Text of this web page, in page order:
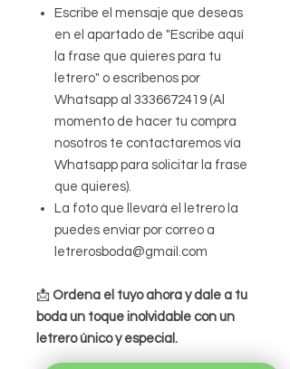
Escribe el mensaje que deseas
en el apartado de "Escribe aquí
la frase que quieres para tu
letrero" o escríbenos por
Whatsapp al 3336672419 (Al
momento de hacer tu compra
nosotros te contactaremos vía
Whatsapp para solicitar la frase
que quieres).
La foto que llevará el letrero la
puedes enviar por correo a
letrerosboda@gmail.com
📩 Ordena el tuyo ahora y dale a tu
boda un toque inolvidable con un
letrero único y especial.